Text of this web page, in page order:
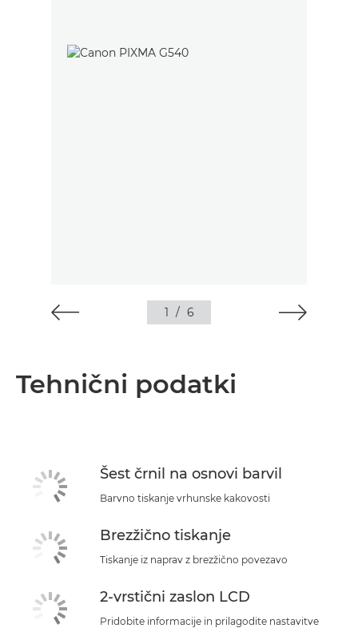
1 / 6
Tehnični podatki
Šest črnil na osnovi barvil
Barvno tiskanje vrhunske kakovosti
Brezžično tiskanje
Tiskanje iz naprav z brezžično povezavo
2-vrstični zaslon LCD
Pridobite informacije in prilagodite nastavitve